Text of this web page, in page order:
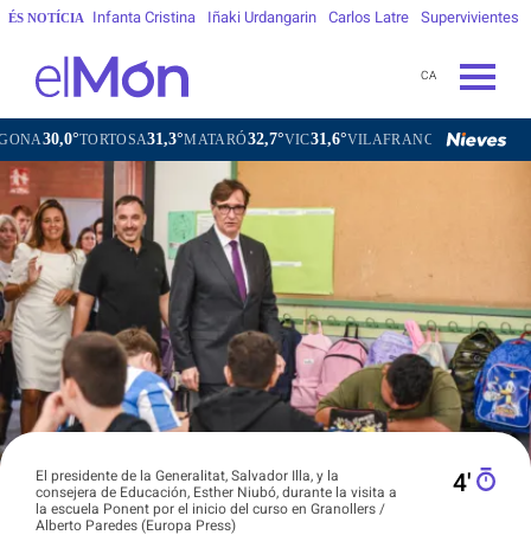
ÉS NOTÍCIA Infanta Cristina Iñaki Urdangarin Carlos Latre Supervivientes
CA
TORTOSA31,3°MATARÓ32,7°VIC31,6°VILAFRANCA DEL PENEDÈS31,1°
El presidente de la Generalitat, Salvador Illa, y la
consejera de Educación, Esther Niubó, durante la visita a
la escuela Ponent por el inicio del curso en Granollers /
Alberto Paredes (Europa Press)
4′